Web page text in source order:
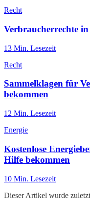
Recht
Verbraucherrechte
13 Min. Lesezeit
Recht
Sammelklagen für
bekommen
12 Min. Lesezeit
Energie
Kostenlose
Hilfe bekommen
10 Min. Lesezeit
Dieser Artikel wurde